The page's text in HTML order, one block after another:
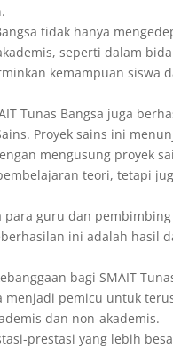
tidak hanya
seperti dalam
kemampuan
Tunas Bangsa juga
Proyek sains ini
mengusung proyek
teori, tetapi
guru dan
ini adalah hasil
bagi SMAIT
pemicu untuk
dan non-akademis.
prestasi yang lebih